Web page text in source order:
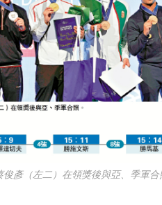
（左二）在領獎後與亞、季軍合